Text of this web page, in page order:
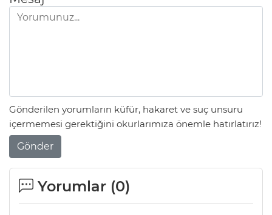
Gönderilen yorumların küfür, hakaret ve suç unsuru
içermemesi gerektiğini okurlarımıza önemle hatırlatırız!
Gönder
Yorumlar (0)